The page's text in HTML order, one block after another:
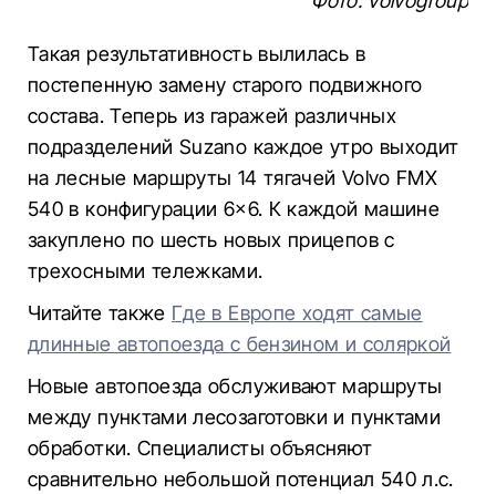
Такая результативность вылилась в
постепенную замену старого подвижного
состава. Теперь из гаражей различных
подразделений Suzano каждое утро выходит
на лесные маршруты 14 тягачей Volvo FMX
540 в конфигурации 6×6. К каждой машине
закуплено по шесть новых прицепов с
трехосными тележками.
Читайте также Где в Европе ходят самые
длинные автопоезда с бензином и соляркой
Новые автопоезда обслуживают маршруты
между пунктами лесозаготовки и пунктами
обработки. Специалисты объясняют
сравнительно небольшой потенциал 540 л.с.